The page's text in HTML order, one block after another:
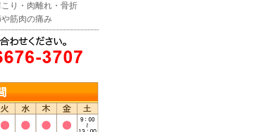
り・肉離れ・骨折
筋肉の痛み